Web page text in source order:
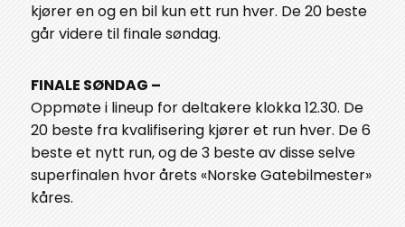
kjører en og en bil kun ett run hver. De 20 beste
går videre til finale søndag.
FINALE SØNDAG –
Oppmøte i lineup for deltakere klokka 12.30. De
20 beste fra kvalifisering kjører et run hver. De 6
beste et nytt run, og de 3 beste av disse selve
superfinalen hvor årets «Norske Gatebilmester»
kåres.